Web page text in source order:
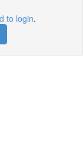
to login.